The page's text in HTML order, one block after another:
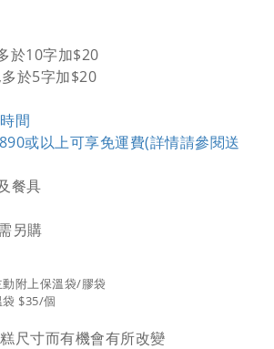
於10字加$20
於5字加$20
間
或以上可享免運費(詳情請參閱送
餐具
另購
附上保溫袋/膠袋
$35/個
尺寸而有機會有所改變